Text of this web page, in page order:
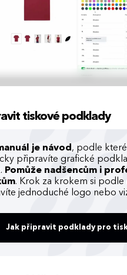
tiskové podklady
je návod , podle
připravíte grafické
Pomůže nadšencům i
. Krok za krokem si podle
jednoduché logo nebo
Jak připravit podklady pro